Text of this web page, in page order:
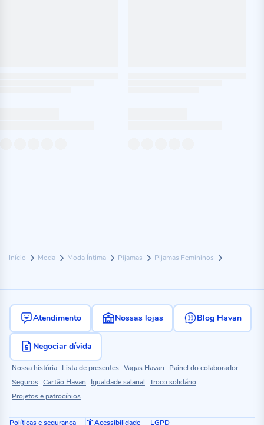
Início Moda Moda Íntima Pijamas Pijamas Femininos
Atendimento Nossas lojas Blog Havan
Negociar dívida
Nossa história Lista de presentes Vagas Havan
Painel do colaborador
Seguros Cartão Havan Igualdade salarial Troco solidário
Projetos e patrocínios
Políticas e segurança Acessibilidade LGPD